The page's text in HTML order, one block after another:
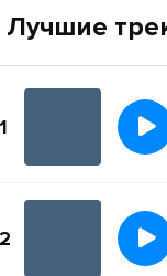
Лучшие